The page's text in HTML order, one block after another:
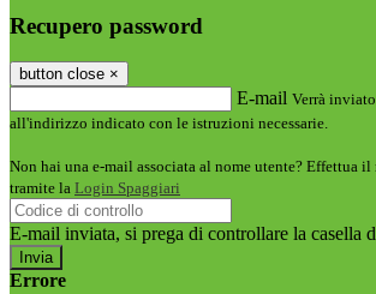
Recupero password
button close ×
E-mail Verrà
all'indirizzo indicato con le istruzioni necessarie.
Non hai una e-mail associata al nome utente? Effettua il
tramite la Login Spaggiari
E-mail inviata, si prega di controllare la casella
Errore